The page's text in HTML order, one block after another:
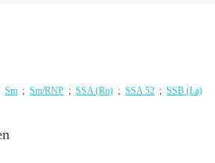
Sm ; Sm/RNP ; SSA (Ro) ; SSA 52 ; SSB (La)